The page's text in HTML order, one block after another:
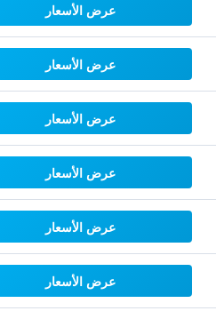
عرض الأسعار
عرض الأسعار
عرض الأسعار
عرض الأسعار
عرض الأسعار
عرض الأسعار